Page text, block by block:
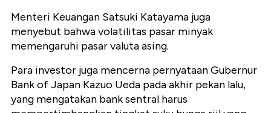
Menteri Keuangan Satsuki Katayama juga
menyebut bahwa volatilitas pasar minyak
memengaruhi pasar valuta asing.
Para investor juga mencerna pernyataan Gubernur
Bank of Japan Kazuo Ueda pada akhir pekan lalu,
yang mengatakan bank sentral harus